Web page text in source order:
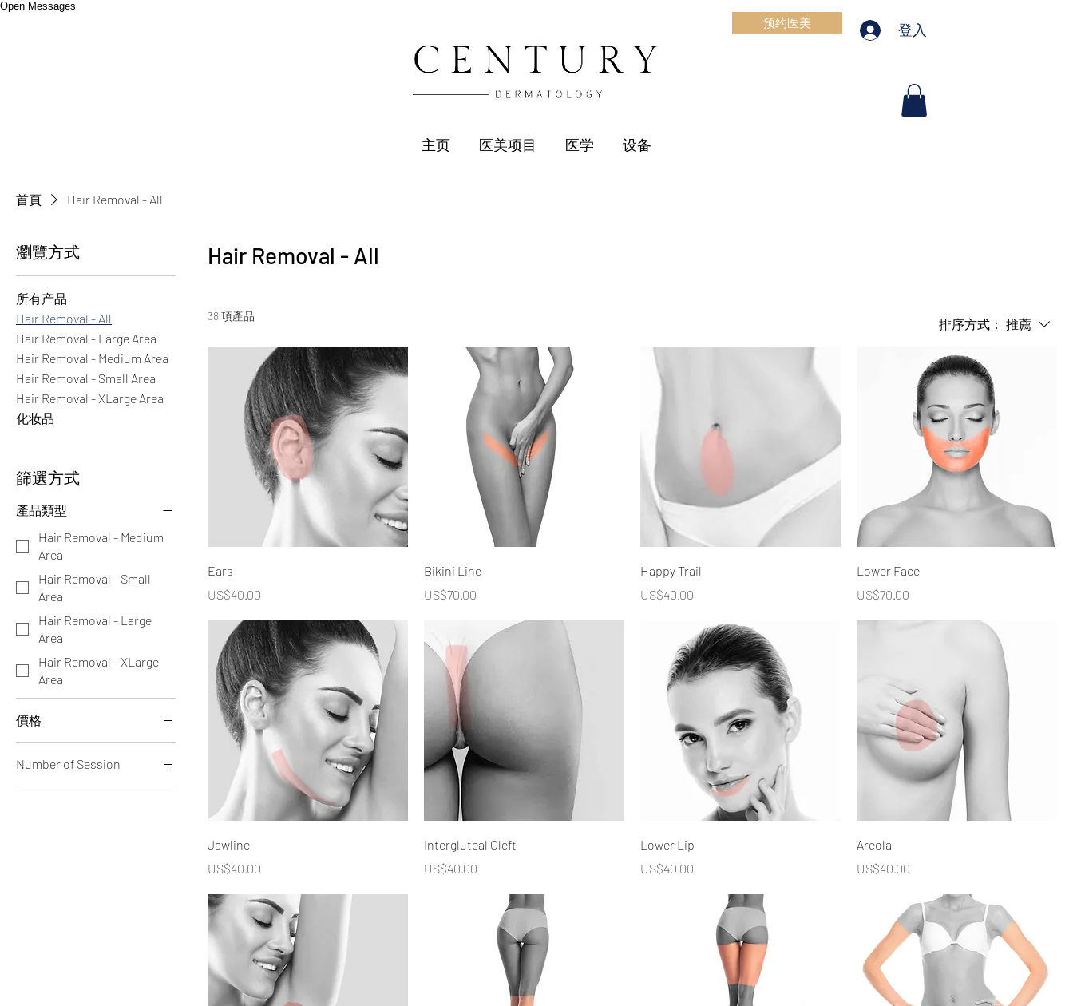
Open Messages
预约医美 登入
主页 医美项目 医学 设备
首頁 Hair Removal - All
瀏覽方式
所有产品
Hair Removal - All
Hair Removal - Large Area
Hair Removal - Medium Area
Hair Removal - Small Area
Hair Removal - XLarge Area
化妆品
篩選方式
產品類型
Hair Removal - Medium
Area
Hair Removal - Small
Area
Hair Removal - Large
Area
Hair Removal - XLarge
Area
價格
US$40 US$800
Number of Session
Hair Removal - All
38 項產品
排序方式： 推薦
Ears
價格
US$40.00
Bikini Line
價格
US$70.00
Happy Trail
價格
US$40.00
Lower Face
價格
US$70.00
Jawline
價格
US$40.00
Intergluteal Cleft
價格
US$40.00
Lower Lip
價格
US$40.00
Areola
價格
US$40.00